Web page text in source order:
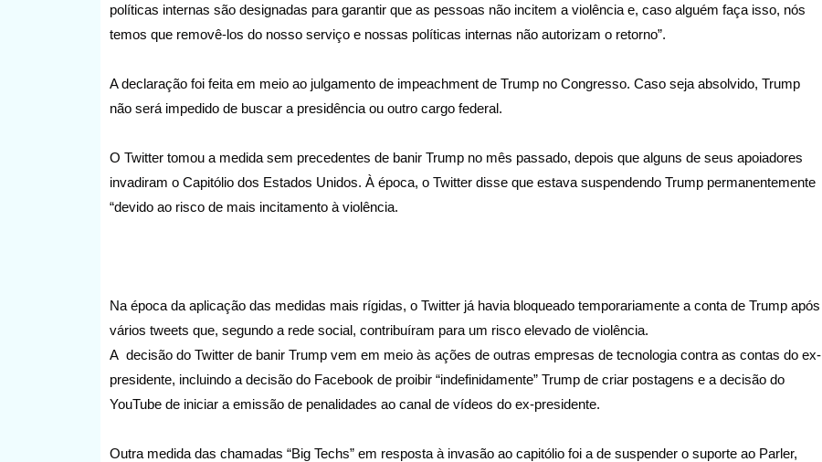
políticas internas são designadas para garantir que as pessoas não incitem a violência e, caso alguém faça isso, nós
temos que removê-los do nosso serviço e nossas políticas internas não autorizam o retorno”.
A declaração foi feita em meio ao julgamento de impeachment de Trump no Congresso. Caso seja absolvido, Trump
não será impedido de buscar a presidência ou outro cargo federal.
O Twitter tomou a medida sem precedentes de banir Trump no mês passado, depois que alguns de seus apoiadores
invadiram o Capitólio dos Estados Unidos. À época, o Twitter disse que estava suspendendo Trump permanentemente
“devido ao risco de mais incitamento à violência.
Na época da aplicação das medidas mais rígidas, o Twitter já havia bloqueado temporariamente a conta de Trump após
vários tweets que, segundo a rede social, contribuíram para um risco elevado de violência.
A decisão do Twitter de banir Trump vem em meio às ações de outras empresas de tecnologia contra as contas do ex-
presidente, incluindo a decisão do Facebook de proibir “indefinidamente” Trump de criar postagens e a decisão do
YouTube de iniciar a emissão de penalidades ao canal de vídeos do ex-presidente.
Outra medida das chamadas “Big Techs” em resposta à invasão ao capitólio foi a de suspender o suporte ao Parler,